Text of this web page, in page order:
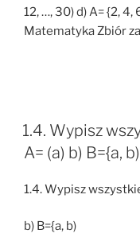
12, …, 30) d) A= {2, 4,
Matematyka Zbiór
1.4. Wypisz
A= (a) b) B={a,
1.4. Wypisz
b) B={a, b)